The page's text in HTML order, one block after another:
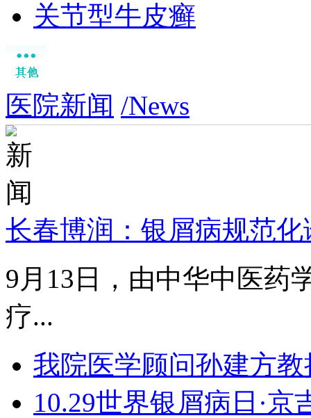
关节型牛皮癣
医院新闻 /News
长春博润：银屑病规范化
9月13日，由中华中医药
疗...
我院医学顾问孙建方
10.29世界银屑病日·京